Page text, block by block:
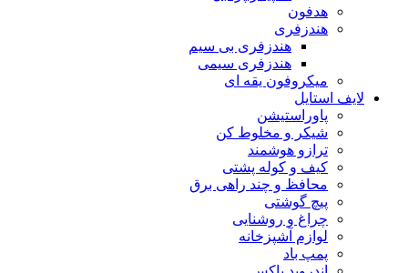
هدفون
هندزفری
هندزفری بی سیم
هندزفری سیمی
میکروفون یقه ای
لایف استایل
پاوراستیشن
شیکر و مخلوط کن
ترازو هوشمند
کیف و کوله پشتی
محافظ و چند راهی برق
پیچ گوشتی
چراغ و روشنایی
لوازم آشپزخانه
پمپ باد